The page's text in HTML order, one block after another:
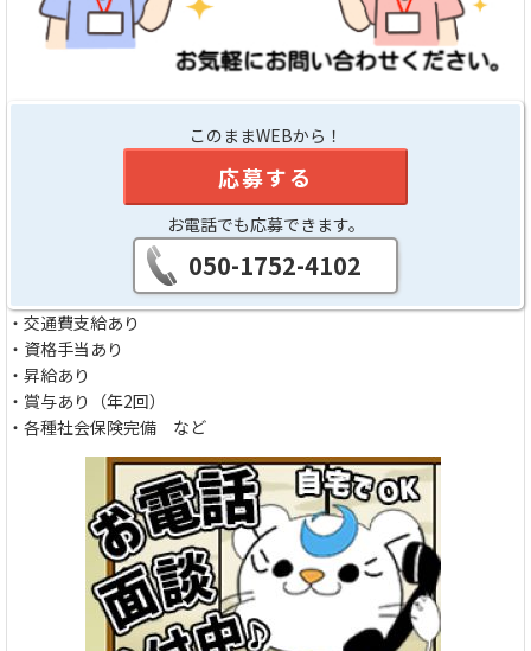
このままWEBから！
応募する
お電話でも応募できます。
050-1752-4102
・交通費支給あり
・資格手当あり
・昇給あり
・賞与あり（年2回）
・各種社会保険完備 など